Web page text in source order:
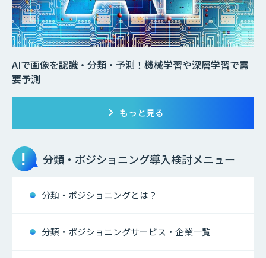
AIで画像を認識・分類・予測！機械学習や深層学習で需
要予測
もっと見る
分類・ポジショニング導入検討メニュー
分類・ポジショニングとは？
分類・ポジショニングサービス・企業一覧